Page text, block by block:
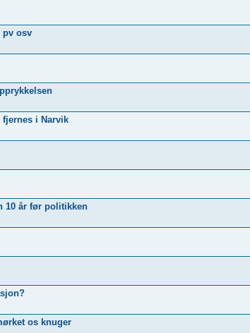
pv osv
i Narvik
10 år før politikken
os knuger